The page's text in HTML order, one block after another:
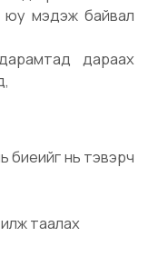
юу мэдэж байвал
дараах
биеийг нь тэвэрч
илж таалах